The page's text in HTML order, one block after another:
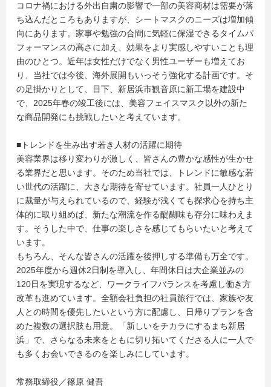
コロナ禍における外出自粛の影響で一部の美容商材は需要が落
ち込んだところもありますが、シートマスクのニーズは増加傾
向にあります。家事や勉強の合間に気軽に保湿できるタイムパ
フォーマンスの高さに加え、効果をより実感しやすいことも理
由のひとつ。近年は女性だけでなく男性ユーザーも増えてお
り、当社では今後、海外展開もいっそう強化する計画です。そ
の足掛かりとして、目下、新居浜市観音原に新工場を建設中
で、2025年春の竣工後には、美容フェイスマスク以外の新た
な商品開発にも挑戦したいと考えています。
■トレンドを生み出す若き人材の活躍に期待
美容業界は移り変わりが激しく、皆さんの豊かな感性が生かせ
る業界だと思います。そのため当社では、トレンドに敏感な若
い世代の活躍に、大きな期待を寄せています。社員一人ひとり
に裁量が与えられているので、経験が浅くても探求心を持ち主
体的に取り組めば、新たな潮流を作る醍醐味も存分に味わえま
す。そうした中で、仕事の楽しさを感じてもらいたいと考えて
います。
もちろん、そんな皆さんの活躍を後押しする準備も万全です。
2025年度から週休2日制を導入し、年間休日は大企業並みの
120日を実現するなど、ワークライフバランスを考慮し働き方
改革も進めています。全額会社負担の社員旅行では、家族や友
人との時間を優先したいという方に配慮し、日帰りプランを含
めた複数の選択肢も用意。「新しいをチカラにするまち新居
浜」で、さらなる未来をともに切り拓いてくださる人に一人で
も多くお会いできるのを楽しみにしています。
常務取締役／篠原 健吾